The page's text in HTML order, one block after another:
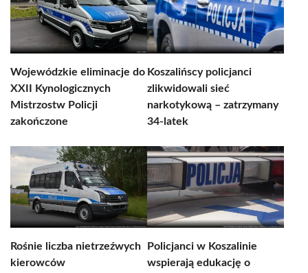
Wojewódzkie eliminacje do
XXII Kynologicznych
Mistrzostw Policji
zakończone
Koszalińscy policjanci
zlikwidowali sieć
narkotykową – zatrzymany
34-latek
Rośnie liczba nietrzeźwych
kierowców
Policjanci w Koszalinie
wspierają edukację o